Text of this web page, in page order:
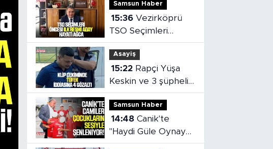
Samsun Haber
15:36
TSO Seçimleri
öncesi ilk resmi aday
Hayati Ağca
Asayiş
15:22
Keskin ve 3 şüpheli
adliyeye sevk edildi
Samsun Haber
14:48 Canik'te
"Haydi Güle Oynaya
Camiye Gel"